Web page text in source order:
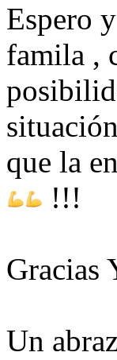
Espero
famila ,
que la
!!!
Gracias
Un